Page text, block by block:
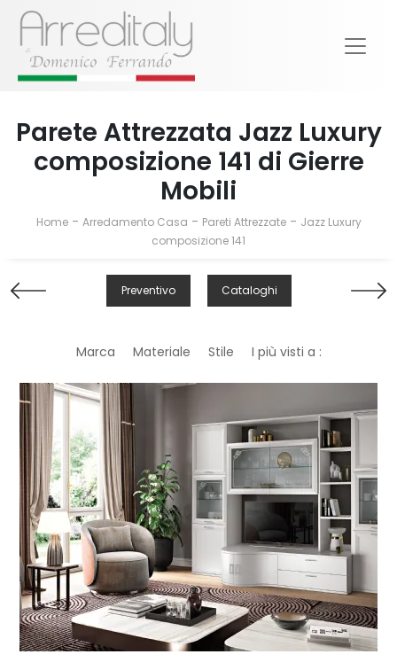
Parete Attrezzata Jazz Luxury
composizione 141 di Gierre
Mobili
Home- Arredamento Casa - Pareti Attrezzate - Jazz Luxury
composizione 141
Preventivo Cataloghi
Marca Materiale Stile I più visti a :